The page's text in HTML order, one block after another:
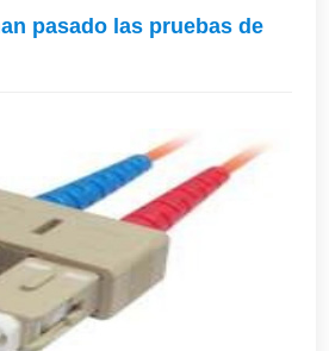
pasado las pruebas de